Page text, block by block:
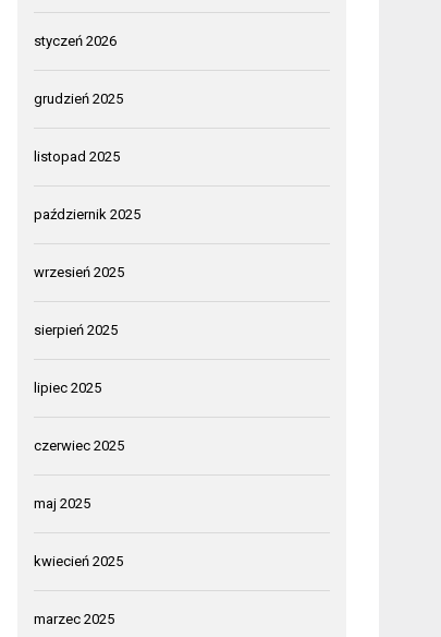
styczeń 2026
grudzień 2025
listopad 2025
październik 2025
wrzesień 2025
sierpień 2025
lipiec 2025
czerwiec 2025
maj 2025
kwiecień 2025
marzec 2025